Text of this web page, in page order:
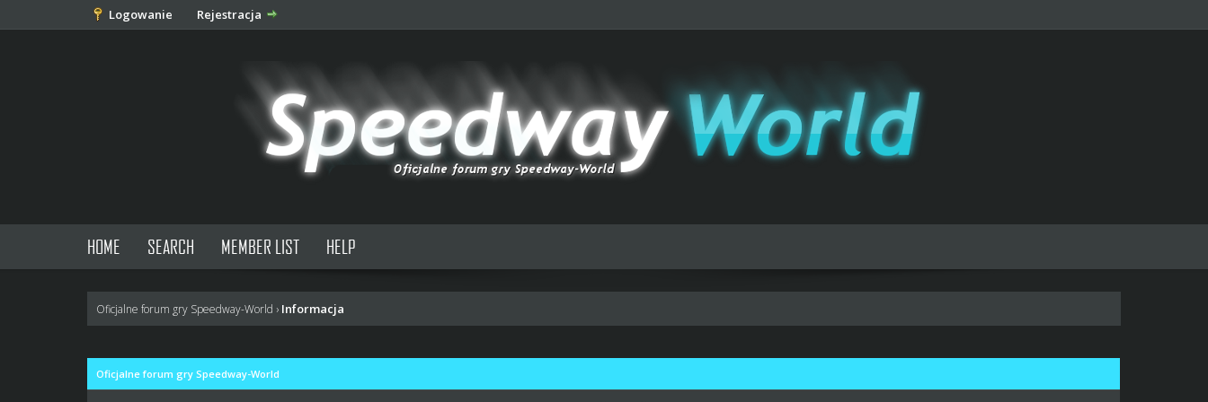
Logowanie Rejestracja
HOME SEARCH MEMBER LIST HELP
Oficjalne forum gry Speedway-World › Informacja
Oficjalne forum gry Speedway-World